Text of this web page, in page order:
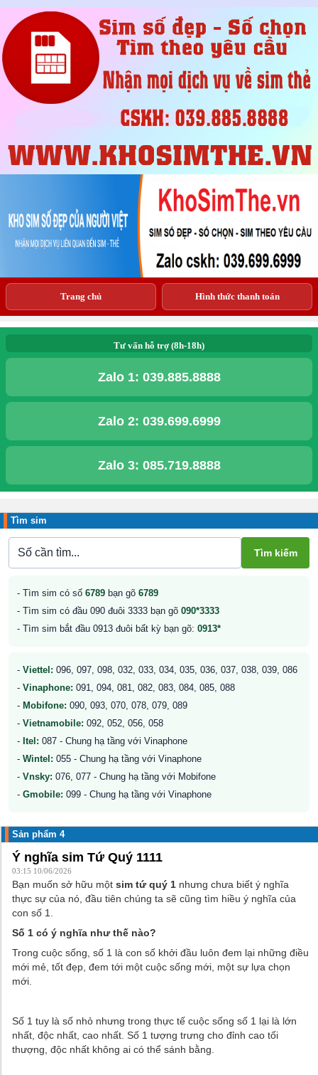
Trang chủ Hình thức thanh toán
Tư vấn hỗ trợ (8h-18h)
Zalo 1: 039.885.8888
Zalo 2: 039.699.6999
Zalo 3: 085.719.8888
Tìm sim
- Tìm sim có số 6789 bạn gõ 6789
- Tìm sim có đầu 090 đuôi 3333 bạn gõ 090*3333
- Tìm sim bắt đầu 0913 đuôi bất kỳ bạn gõ: 0913*
- Viettel: 096, 097, 098, 032, 033, 034, 035, 036, 037, 038, 039, 086
- Vinaphone: 091, 094, 081, 082, 083, 084, 085, 088
- Mobifone: 090, 093, 070, 078, 079, 089
- Vietnamobile: 092, 052, 056, 058
- Itel: 087 - Chung hạ tầng với Vinaphone
- Wintel: 055 - Chung hạ tầng với Vinaphone
- Vnsky: 076, 077 - Chung hạ tầng với Mobifone
- Gmobile: 099 - Chung hạ tầng với Vinaphone
Sản phẩm 4
Ý nghĩa sim Tứ Quý 1111
03:15 10/06/2026
Bạn muốn sở hữu một sim tứ quý 1 nhưng chưa biết ý nghĩa
thực sự của nó, đầu tiên chúng ta sẽ cũng tìm hiều ý nghĩa của
con số 1.
Số 1 có ý nghĩa như thế nào?
Trong cuộc sống, số 1 là con số khởi đầu luôn đem lại những điều
mới mẻ, tốt đẹp, đem tới một cuộc sống mới, một sự lựa chọn
mới.
Số 1 tuy là số nhỏ nhưng trong thực tế cuộc sống số 1 lại là lớn
nhất, độc nhất, cao nhất. Số 1 tượng trưng cho đỉnh cao tối
thượng, độc nhất không ai có thể sánh bằng.